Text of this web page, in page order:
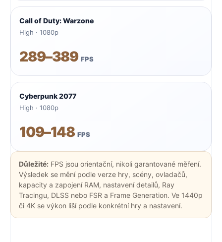
Call of Duty: Warzone
High · 1080p
289–389FPS
Cyberpunk 2077
High · 1080p
109–148FPS
Důležité: FPS jsou orientační, nikoli garantované měření.
Výsledek se mění podle verze hry, scény, ovladačů,
kapacity a zapojení RAM, nastavení detailů, Ray
Tracingu, DLSS nebo FSR a Frame Generation. Ve 1440p
či 4K se výkon liší podle konkrétní hry a nastavení.